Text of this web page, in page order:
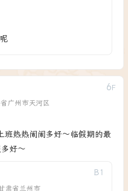
广州市天河区
6 F
班热热闹闹多好～临假期的最
好～
肃省兰州市
B 1